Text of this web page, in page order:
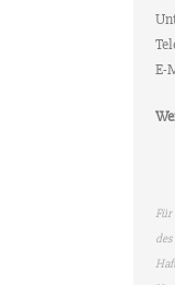
E-
Für